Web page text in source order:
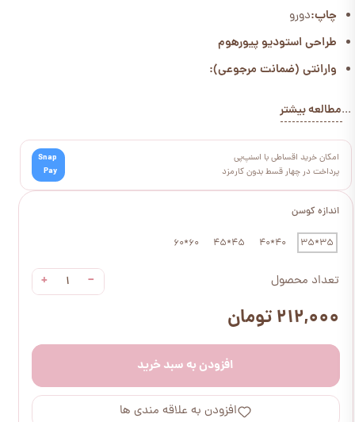
اندازه کوسن
35*35
40*40
45*45
60*60
تعداد محصول −
+
۲۱۲,۰۰۰ تومان
افزودن به سبد خرید
افزودن به علاقه مندی ها
چاپ:دورو
طراحی استودیو پیورهوم
وارانتی (ضمانت مرجوعی):
...مطالعه بیشتر
امکان خرید اقساطی با اسنپ‌پی
پرداخت در چهار قسط بدون کارمزد
Snap
Pay